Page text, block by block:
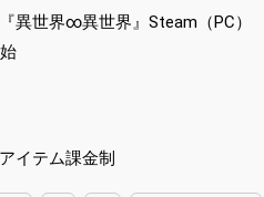
異世界∞異世界』Steam（PC）
イテム課金制